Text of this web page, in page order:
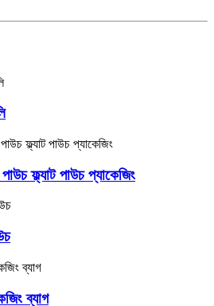
ফ্ল্যাট পাউচ প্যাকেজিং
ব্যাগ